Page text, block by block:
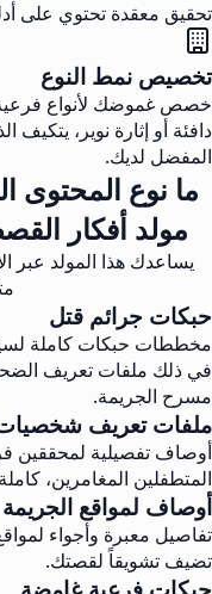
تحقيق معقدة تحتوي على
تخصيص نمط النوع
خصص غموضك لأنواع
دافئة أو إثارة نوير،
المفضل لديك.
ما نوع المحتوى
مولد أفكار
يساعدك هذا المولد عبر
حبكات جرائم قتل
مخططات حبكات كاملة
في ذلك ملفات تعريف
مسرح الجريمة.
ملفات تعريف
أوصاف تفصيلية لمحققين
المتطفلين المغامرين،
أوصاف لمواقع الجريمة
تفاصيل معبرة وأجواء
تضيف تشويقاً لقصتك.